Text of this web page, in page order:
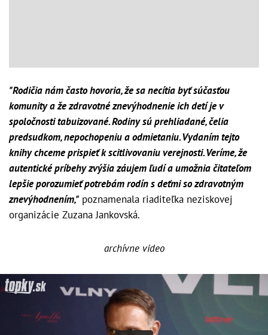
"Rodičia nám často hovoria, že sa necítia byť súčasťou
komunity a že zdravotné znevýhodnenie ich detí je v
spoločnosti tabuizované. Rodiny sú prehliadané, čelia
predsudkom, nepochopeniu a odmietaniu. Vydaním tejto
knihy chceme prispieť k scitlivovaniu verejnosti. Veríme, že
autentické príbehy zvýšia záujem ľudí a umožnia čitateľom
lepšie porozumieť potrebám rodín s deťmi so zdravotným
znevýhodnením," poznamenala riaditeľka neziskovej
organizácie Zuzana Jankovská.
archívne video